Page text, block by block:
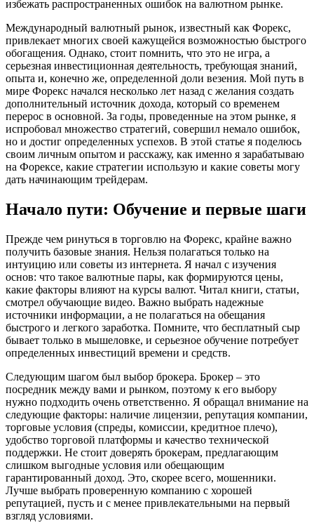
избежать распространенных ошибок на валютном рынке.
Международный валютный рынок, известный как Форекс,
привлекает многих своей кажущейся возможностью быстрого
обогащения. Однако, стоит помнить, что это не игра, а
серьезная инвестиционная деятельность, требующая знаний,
опыта и, конечно же, определенной доли везения. Мой путь в
мире Форекс начался несколько лет назад с желания создать
дополнительный источник дохода, который со временем
перерос в основной. За годы, проведенные на этом рынке, я
испробовал множество стратегий, совершил немало ошибок,
но и достиг определенных успехов. В этой статье я поделюсь
своим личным опытом и расскажу, как именно я зарабатываю
на Форексе, какие стратегии использую и какие советы могу
дать начинающим трейдерам.
Начало пути: Обучение и первые шаги
Прежде чем ринуться в торговлю на Форекс, крайне важно
получить базовые знания. Нельзя полагаться только на
интуицию или советы из интернета. Я начал с изучения
основ: что такое валютные пары, как формируются цены,
какие факторы влияют на курсы валют. Читал книги, статьи,
смотрел обучающие видео. Важно выбрать надежные
источники информации, а не полагаться на обещания
быстрого и легкого заработка. Помните, что бесплатный сыр
бывает только в мышеловке, и серьезное обучение потребует
определенных инвестиций времени и средств.
Следующим шагом был выбор брокера. Брокер – это
посредник между вами и рынком, поэтому к его выбору
нужно подходить очень ответственно. Я обращал внимание на
следующие факторы: наличие лицензии, репутация компании,
торговые условия (спреды, комиссии, кредитное плечо),
удобство торговой платформы и качество технической
поддержки. Не стоит доверять брокерам, предлагающим
слишком выгодные условия или обещающим
гарантированный доход. Это, скорее всего, мошенники.
Лучше выбрать проверенную компанию с хорошей
репутацией, пусть и с менее привлекательными на первый
взгляд условиями.